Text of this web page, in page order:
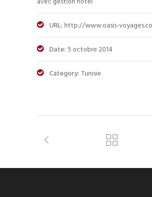
URL: http://www.oasis-
Date: 5 octobre 2014
Category: Tunisie